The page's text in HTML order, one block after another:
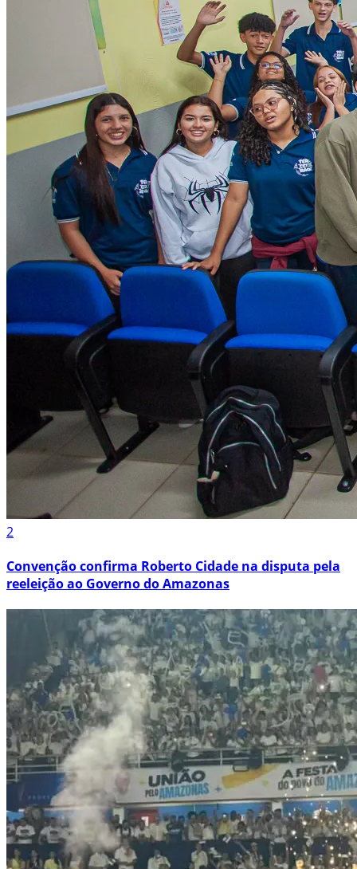
2
Convenção confirma Roberto Cidade na disputa pela
reeleição ao Governo do Amazonas